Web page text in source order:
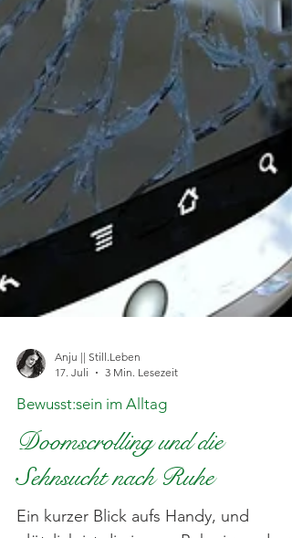
17. Juli
3 Min. Lesezeit
Bewusst:sein im Alltag
Doomscrolling und die
Sehnsucht nach Ruhe